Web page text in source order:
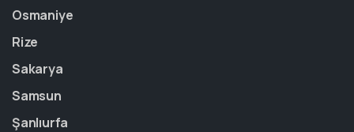
Osmaniye
Rize
Sakarya
Samsun
Şanlıurfa